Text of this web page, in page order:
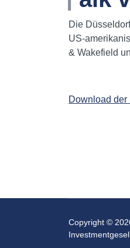
Die
US-
& Wakefield
Download
Copyright ©